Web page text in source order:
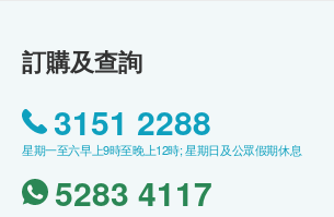
訂購及查詢
3151 2288
星期一至六早上9時至晚上12時; 星期日及公眾假期休息
5283 4117